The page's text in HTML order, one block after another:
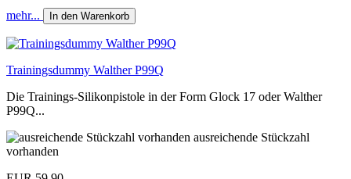
mehr... In den Warenkorb
Trainingsdummy Walther P99Q
Die Trainings-Silikonpistole in der Form Glock 17 oder Walther
P99Q...
ausreichende Stückzahl
vorhanden